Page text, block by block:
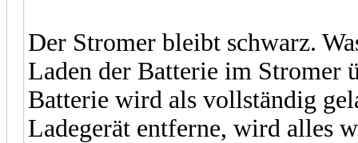
Der Stromer bleibt schwarz.
Laden der Batterie im Stromer
Batterie wird als vollständig
Ladegerät entferne, wird alles